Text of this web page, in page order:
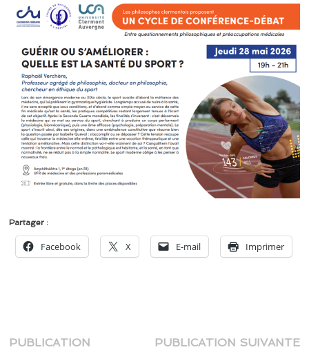
Partager :
Facebook X E-mail Imprimer
Navigation
PUBLICATION
PUBLICATION SUIVANTE